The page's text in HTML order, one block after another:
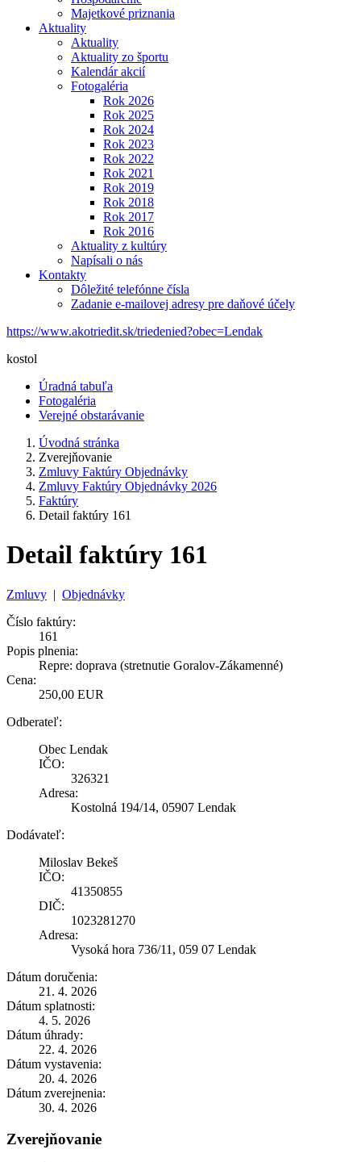
Majetkové priznania
Aktuality
Aktuality
Aktuality zo športu
Kalendár akcií
Fotogaléria
Rok 2026
Rok 2025
Rok 2024
Rok 2023
Rok 2022
Rok 2021
Rok 2019
Rok 2018
Rok 2017
Rok 2016
Aktuality z kultúry
Napísali o nás
Kontakty
Dôležité telefónne čísla
Zadanie e-mailovej adresy pre daňové účely
https://www.akotriedit.sk/triedenied?obec=Lendak
kostol
Úradná tabuľa
Fotogaléria
Verejné obstarávanie
Úvodná stránka
Zverejňovanie
Zmluvy Faktúry Objednávky
Zmluvy Faktúry Objednávky 2026
Faktúry
Detail faktúry 161
Detail faktúry 161
Zmluvy | Objednávky
Číslo faktúry:
161
Popis plnenia:
Repre: doprava (stretnutie Goralov-Zákamenné)
Cena:
250,00 EUR
Odberateľ:
Obec Lendak
IČO:
326321
Adresa:
Kostolná 194/14, 05907 Lendak
Dodávateľ:
Miloslav Bekeš
IČO:
41350855
DIČ:
1023281270
Adresa:
Vysoká hora 736/11, 059 07 Lendak
Dátum doručenia:
21. 4. 2026
Dátum splatnosti:
4. 5. 2026
Dátum úhrady:
22. 4. 2026
Dátum vystavenia:
20. 4. 2026
Dátum zverejnenia:
30. 4. 2026
Zverejňovanie